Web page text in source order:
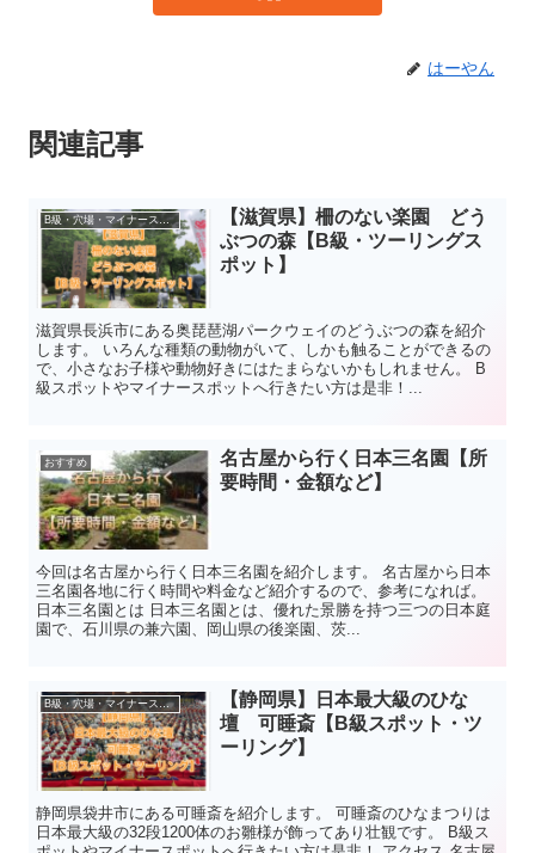
はーやん
関連記事
B級・穴場・マイナースポット
【滋賀県】柵のない楽園 どう
ぶつの森【B級・ツーリングス
ポット】
滋賀県長浜市にある奥琵琶湖パークウェイのどうぶつの森を紹介
します。 いろんな種類の動物がいて、しかも触ることができるの
で、小さなお子様や動物好きにはたまらないかもしれません。 B
級スポットやマイナースポットへ行きたい方は是非！...
おすすめ
名古屋から行く日本三名園【所
要時間・金額など】
今回は名古屋から行く日本三名園を紹介します。 名古屋から日本
三名園各地に行く時間や料金など紹介するので、参考になれば。
日本三名園とは 日本三名園とは、優れた景勝を持つ三つの日本庭
園で、石川県の兼六園、岡山県の後楽園、茨...
B級・穴場・マイナースポット
【静岡県】日本最大級のひな
壇 可睡斎【B級スポット・ツ
ーリング】
静岡県袋井市にある可睡斎を紹介します。 可睡斎のひなまつりは
日本最大級の32段1200体のお雛様が飾ってあり壮観です。 B級ス